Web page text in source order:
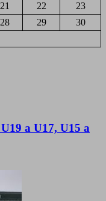
21 22
23
28 29
30
a U17, U15 a